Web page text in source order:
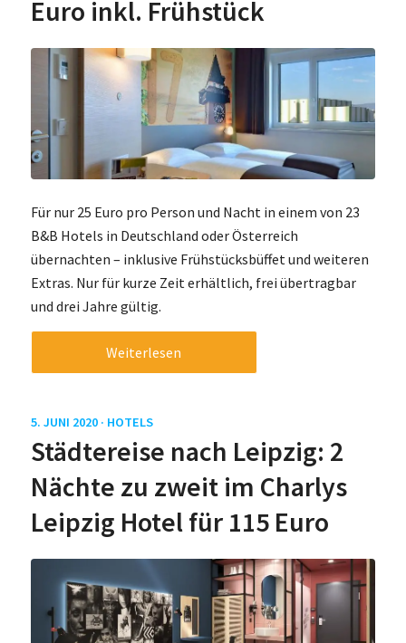
Euro inkl. Frühstück
Für nur 25 Euro pro Person und Nacht in einem von 23
B&B Hotels in Deutschland oder Österreich
übernachten – inklusive Frühstücksbüffet und weiteren
Extras. Nur für kurze Zeit erhältlich, frei übertragbar
und drei Jahre gültig.
Weiterlesen
5. JUNI 2020 · HOTELS
Städtereise nach Leipzig: 2
Nächte zu zweit im Charlys
Leipzig Hotel für 115 Euro